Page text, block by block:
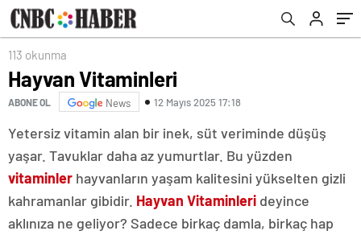
113 okunma
Hayvan Vitaminleri
ABONE OL News 12 Mayıs 2025 17:18
Yetersiz vitamin alan bir inek, süt veriminde düşüş
yaşar. Tavuklar daha az yumurtlar. Bu yüzden
vitaminler hayvanların yaşam kalitesini yükselten gizli
kahramanlar gibidir. Hayvan Vitaminleri deyince
aklınıza ne geliyor? Sadece birkaç damla, birkaç hap